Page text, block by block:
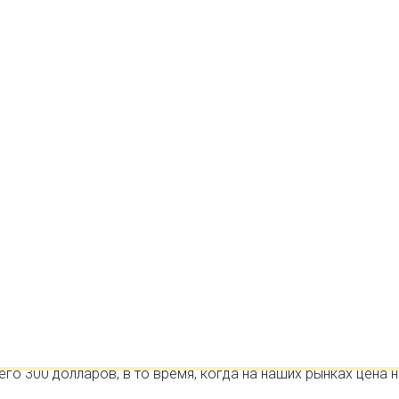
США
Все большее количество людей надают предпочтение
поскольку цены на различные вещи в интернет магазинах
налицо. Если же вы хотите еще более выгодных
300 долларов, в то время, когда на наших рынках цена